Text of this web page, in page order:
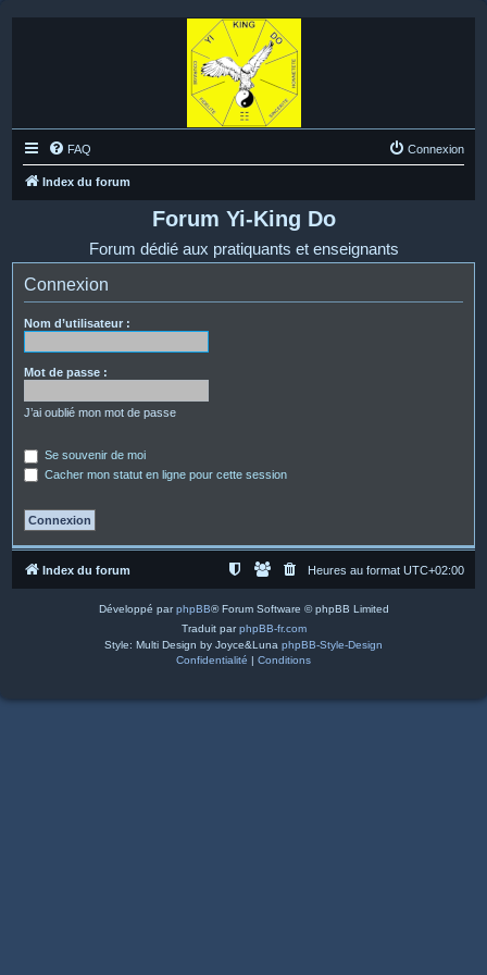
FAQ Connexion
Index du forum
Forum Yi-King Do
Forum dédié aux pratiquants et enseignants
Connexion
Nom d’utilisateur :
Mot de passe :
J’ai oublié mon mot de passe
Se souvenir de moi
Cacher mon statut en ligne pour cette session
Index du forum Heures au format UTC+02:00
Développé parphpBB® Forum Software © phpBB Limited
Traduit parphpBB-fr.com
Style: Multi Design by Joyce&Luna phpBB-Style-Design
Confidentialité | Conditions